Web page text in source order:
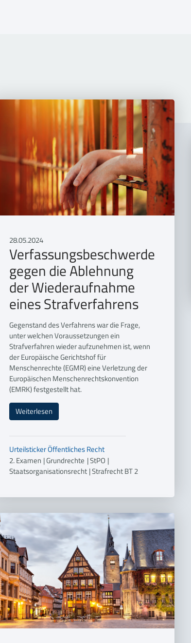
28.05.2024
Verfassungsbeschwerde
gegen die Ablehnung
der Wiederaufnahme
eines Strafverfahrens
Gegenstand des Verfahrens war die Frage,
unter welchen Voraussetzungen ein
Strafverfahren wieder aufzunehmen ist, wenn
der Europäische Gerichtshof für
Menschenrechte (EGMR) eine Verletzung der
Europäischen Menschenrechtskonvention
(EMRK) festgestellt hat.
Weiterlesen
UrteilstickerÖffentliches Recht
2. Examen |Grundrechte |StPO |
Staatsorganisationsrecht |Strafrecht BT 2